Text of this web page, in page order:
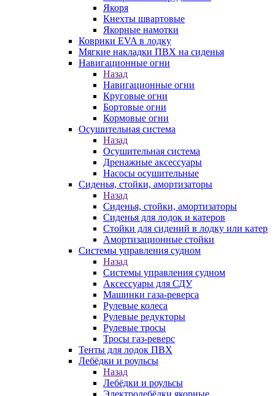
Якоря
Кнехты швартовые
Якорные намотки
Коврики EVA в лодку
Мягкие накладки ПВХ на сиденья
Навигационные огни
Назад
Навигационные огни
Круговые огни
Бортовые огни
Кормовые огни
Осушительная система
Назад
Осушительная система
Дренажные аксессуары
Насосы осушительные
Сиденья, стойки, амортизаторы
Назад
Сиденья, стойки, амортизаторы
Сиденья для лодок и катеров
Стойки для сидений в лодку или катер
Амортизационные стойки
Системы управления судном
Назад
Системы управления судном
Аксессуары для СДУ
Машинки газа-реверса
Рулевые колеса
Рулевые редукторы
Рулевые тросы
Тросы газ-реверс
Тенты для лодок ПВХ
Лебёдки и роульсы
Назад
Лебёдки и роульсы
Электролебёдки якорные